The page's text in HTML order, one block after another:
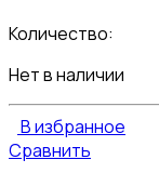
Количество:
Нет в наличии
В избранное
Сравнить